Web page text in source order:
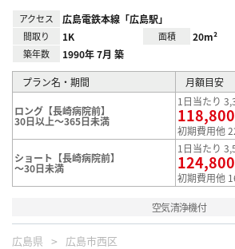
アクセス 広島電鉄本線「広島駅」
間取り 1K 面積 20m²
築年数 1990年 7月 築
プラン名・期間 月額目安
ロング【長崎病院前】
30日以上～365日未満
1日当たり
118,800
初期費用他
ショート【長崎病院前】
～30日未満
1日当たり
124,800
初期費用他
空気清浄機付
広島県 広島市西区